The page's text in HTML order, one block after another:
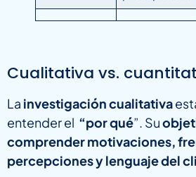
Cualitativa vs.
La investigación cualitativa
entender el “por qué”. Su
comprender motivaciones,
percepciones y lenguaje del